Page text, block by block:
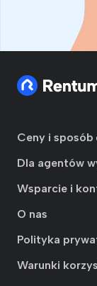
Ceny i sposób
Dla agentów
Wsparcie i
O nas
Polityka
Warunki